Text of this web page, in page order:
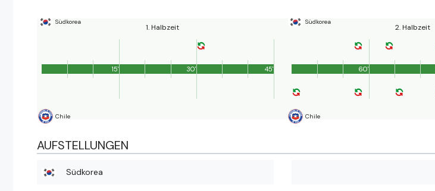
Südkorea
1. Halbzeit
Chile
45'
15' 30'
Südkorea
2. Halbzeit
Chile
60'
AUFSTELLUNGEN
Südkorea